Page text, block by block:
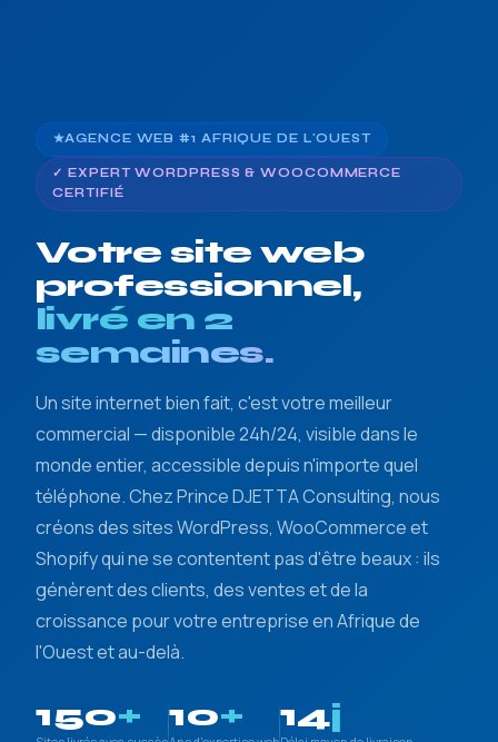
★AGENCE WEB #1 AFRIQUE DE L'OUEST
✓ EXPERT WORDPRESS & WOOCOMMERCE
CERTIFIÉ
Votre site web
professionnel,
livré en 2
semaines.
Un site internet bien fait, c'est votre meilleur
commercial — disponible 24h/24, visible dans le
monde entier, accessible depuis n'importe quel
téléphone. Chez Prince DJETTA Consulting, nous
créons des sites WordPress, WooCommerce et
Shopify qui ne se contentent pas d'être beaux : ils
génèrent des clients, des ventes et de la
croissance pour votre entreprise en Afrique de
l'Ouest et au-delà.
150+ 10+ 14j